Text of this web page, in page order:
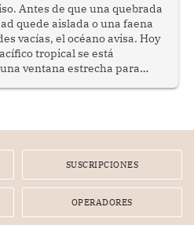
Antes de que una quebrada
quede aislada o una faena
vacías, el océano avisa. Hoy
tropical se está
ventana estrecha para
SUSCRIPCIONES
OPERADORES